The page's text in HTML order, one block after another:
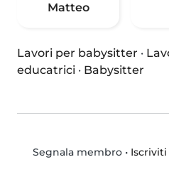
Matteo
Lavori per babysitter ·
educatrici · Babysitter
Segnala membro•